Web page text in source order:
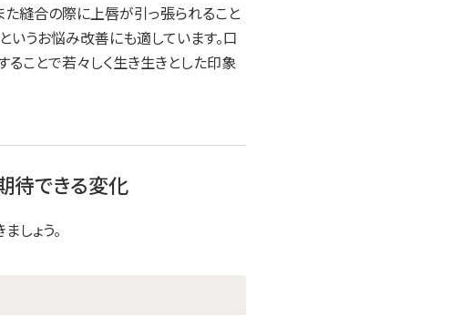
た縫合の際に上唇が引っ張られること
いうお悩み改善にも適しています。口
ことで若々しく生き生きとした印象
待できる変化
しょう。